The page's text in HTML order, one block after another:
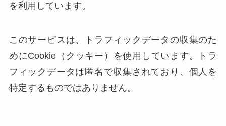
を利用しています。
このサービスは、トラフィックデータの収集のた
めにCookie（クッキー）を使用しています。トラ
フィックデータは匿名で収集されており、個人を
特定するものではありません。